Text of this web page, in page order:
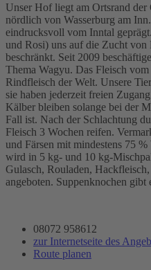
Unser Hof liegt am Ortsrand der
nördlich von Wasserburg am
eindrucksvoll vom Inntal
und Rosi) uns auf die Zucht
beschränkt. Seit 2009
Thema Wagyu. Das Fleisch
Rindfleisch der Welt. Unsere
sie haben jederzeit freien
Kälber bleiben solange bei der
Fall ist. Nach der Schlachtung
Fleisch 3 Wochen reifen.
und Färsen mit mindestens 75
wird in 5 kg- und 10 kg-
Gulasch, Rouladen,
angeboten. Suppenknochen gibt
08072 958612
zur Internetseite des
Route planen